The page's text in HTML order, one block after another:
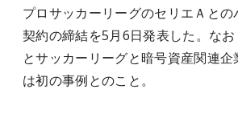
プロサッカーリーグのセリエＡと
契約の締結を5月6日発表した。な
とサッカーリーグと暗号資産関連
は初の事例とのこと。